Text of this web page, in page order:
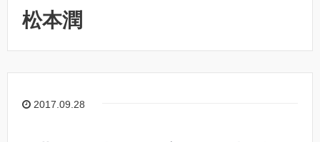
松本潤
2017.09.28